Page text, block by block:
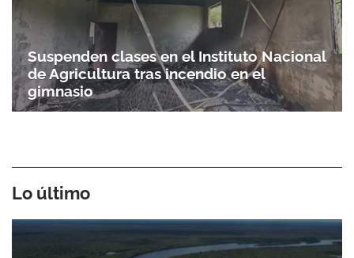
Suspenden clases en el Instituto Nacional
de Agricultura tras incendio en el
gimnasio
Lo último